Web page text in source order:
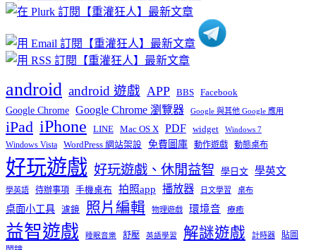
類
android android 遊戲 APP BBS Facebook
Google Chrome Google Chrome 瀏覽器 Google 與其他 Google 應用
iPad iPhone LINE Mac OS X PDF widget Windows 7
Windows Vista WordPress 網站架設 免費圖庫 動作遊戲 動態桌布
好玩遊戲 好玩遊戲、休閒益智 學日文 學英文
學英語 待辦事項 手機桌布 拍照app 播放器 日文學習 桌布
桌面小工具 濾鏡 照片編輯 物理遊戲 環境音 療癒
益智遊戲 睡眠音樂 舒壓 英語學習 解謎遊戲 計時器
貼圖